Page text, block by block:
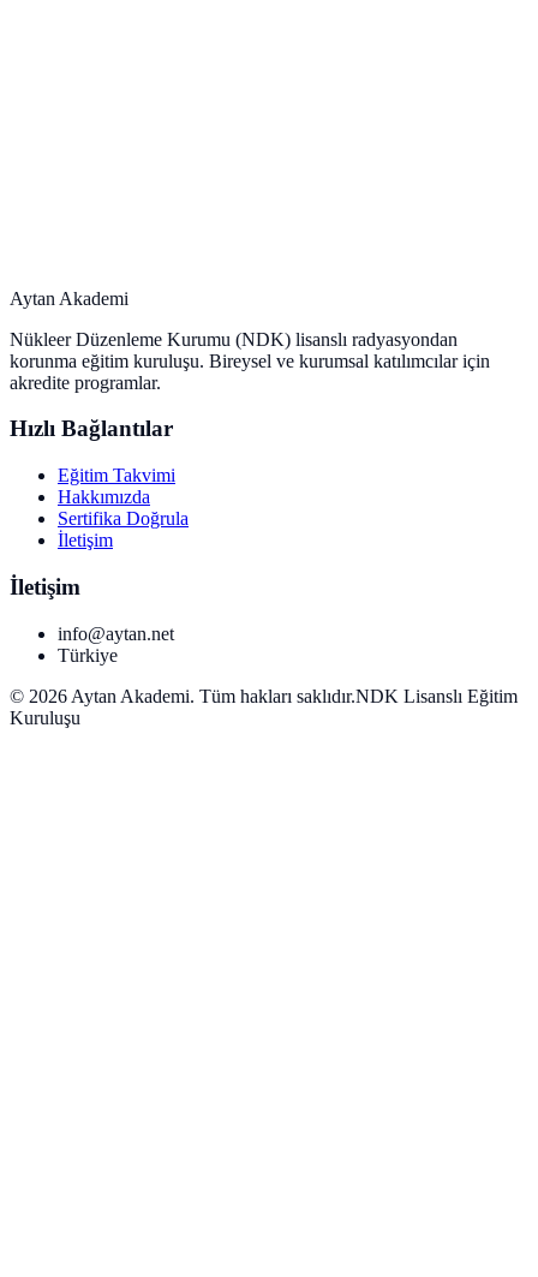
Aytan Akademi
Nükleer Düzenleme Kurumu (NDK) lisanslı radyasyondan
korunma eğitim kuruluşu. Bireysel ve kurumsal katılımcılar için
akredite programlar.
Hızlı Bağlantılar
Eğitim Takvimi
Hakkımızda
Sertifika Doğrula
İletişim
İletişim
info@aytan.net
Türkiye
© 2026 Aytan Akademi. Tüm hakları saklıdır.NDK Lisanslı Eğitim
Kuruluşu